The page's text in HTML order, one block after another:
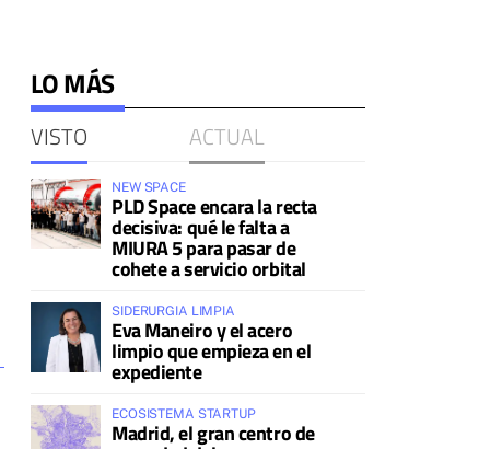
LO MÁS
VISTO ACTUAL
NEW SPACE
PLD Space encara la recta
decisiva: qué le falta a
MIURA 5 para pasar de
cohete a servicio orbital
SIDERURGIA LIMPIA
Eva Maneiro y el acero
limpio que empieza en el
expediente
ECOSISTEMA STARTUP
Madrid, el gran centro de